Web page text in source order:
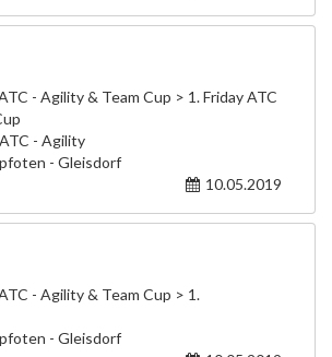
- Agility & Team Cup > 1. Friday ATC
- Agility
- Gleisdorf
10.05.2019
- Agility & Team Cup > 1.
- Gleisdorf